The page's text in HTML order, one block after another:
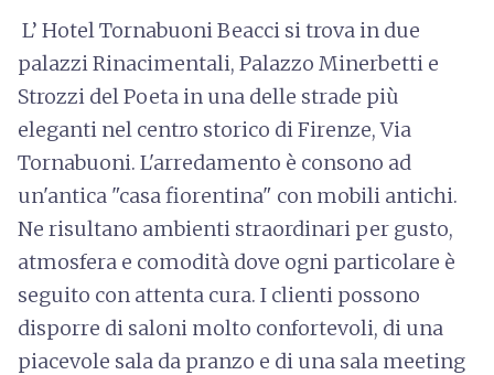
L’ Hotel Tornabuoni Beacci si trova in due
palazzi Rinacimentali, Palazzo Minerbetti e
Strozzi del Poeta in una delle strade più
eleganti nel centro storico di Firenze, Via
Tornabuoni. L'arredamento è consono ad
un'antica "casa fiorentina" con mobili antichi.
Ne risultano ambienti straordinari per gusto,
atmosfera e comodità dove ogni particolare è
seguito con attenta cura. I clienti possono
disporre di saloni molto confortevoli, di una
piacevole sala da pranzo e di una sala meeting